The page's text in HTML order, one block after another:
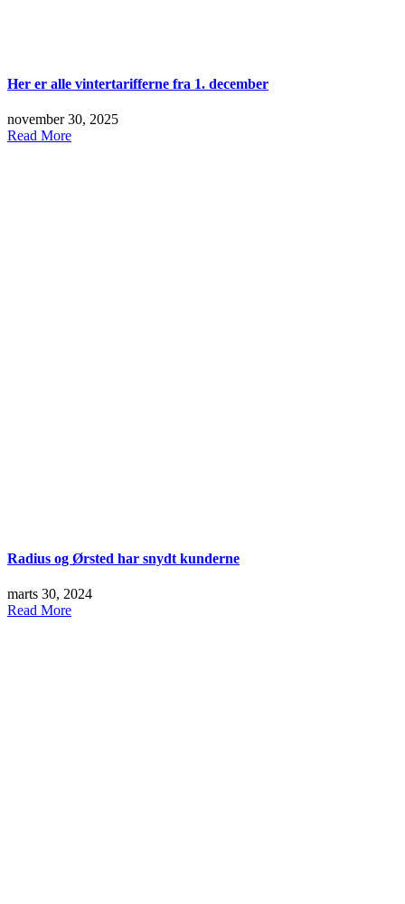
Her er alle vintertarifferne fra 1. december
november 30, 2025
Read More
Radius og Ørsted har snydt kunderne
marts 30, 2024
Read More